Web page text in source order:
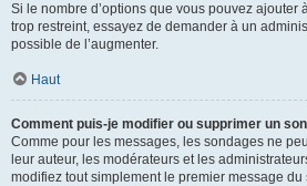
Si le nombre d’options que vous pouvez ajouter
trop restreint, essayez de demander à un
possible de l’augmenter.
Haut
Comment puis-je modifier ou supprimer un
Comme pour les messages, les sondages ne
leur auteur, les modérateurs et les
modifiez tout simplement le premier message